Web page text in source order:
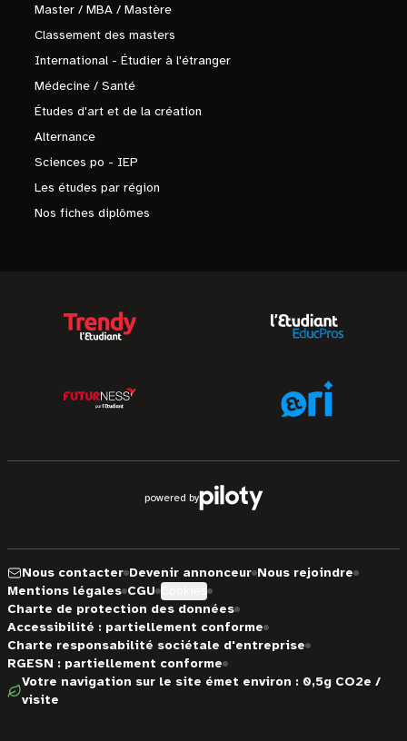
Master / MBA / Mastère
Classement des masters
International - Étudier à l'étranger
Médecine / Santé
Études d'art et de la création
Alternance
Sciences po - IEP
Les études par région
Nos fiches diplômes
powered by
Nous contacter Devenir annonceur Nous rejoindre
Mentions légales CGU
Charte de protection des données
Accessibilité : partiellement conforme
Charte responsabilité sociétale d'entreprise
RGESN : partiellement conforme
Votre navigation sur le site émet environ : 0,5g CO2e /
visite